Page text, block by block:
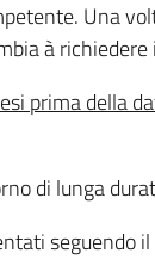
Una
à richiedere
prima della
di lunga
seguendo